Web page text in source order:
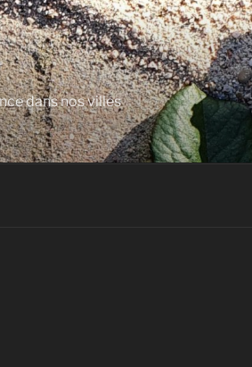
dans nos villes